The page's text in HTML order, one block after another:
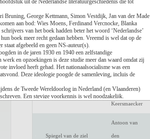
Een verwittigd man is
niets waard
Dimitri
Verhulst
Het raadsel van de
anderen
Benno
Barnard
Fake Profiel
Luc de
Keersmaecker
Spiegel van de ziel
Antoon van
den
uit de Nederlandse literatuurgeschiedenis die tot
Bruning, George Kettmann, Simon Vestdijk, Jan van der Made
aan bod: Wies Moens, Ferdinand Vercnocke, Blanka
van het boek hadden beter het woord ‘Nederlandse’
boek meer recht gedaan hebben. Vreemd is wel dat op de
afgebeeld en geen NS-auteur(s).
in de jaren 1930 en 1940 een zelfstandige
en opzoekingen is deze studie meer dan waard omdat zij
invloed heeft gehad. Het nationaalsocialisme was een
Deze ideologie poogde de samenleving, incluis de
de Tweede Wereldoorlog in Nederland (en Vlaanderen)
Een stevige voorkennis is wel noodzakelijk.
Achteraan is een reeks biografietjes met de belangrijkste